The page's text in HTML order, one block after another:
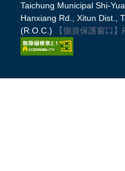
Taichung Municipal Shi-
Hanxiang Rd., Xitun Dist.,
(R.O.C.)
【個資保護窗口】